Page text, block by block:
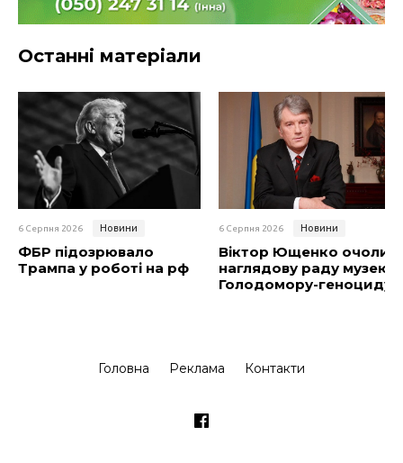
Останні матеріали
6 Серпня 2026 Новини
ФБР підозрювало
Трампа у роботі на рф
6 Серпня 2026 Новини
Віктор Ющенко очолив
наглядову раду музею
Голодомору-геноциду
Головна Реклама Контакти